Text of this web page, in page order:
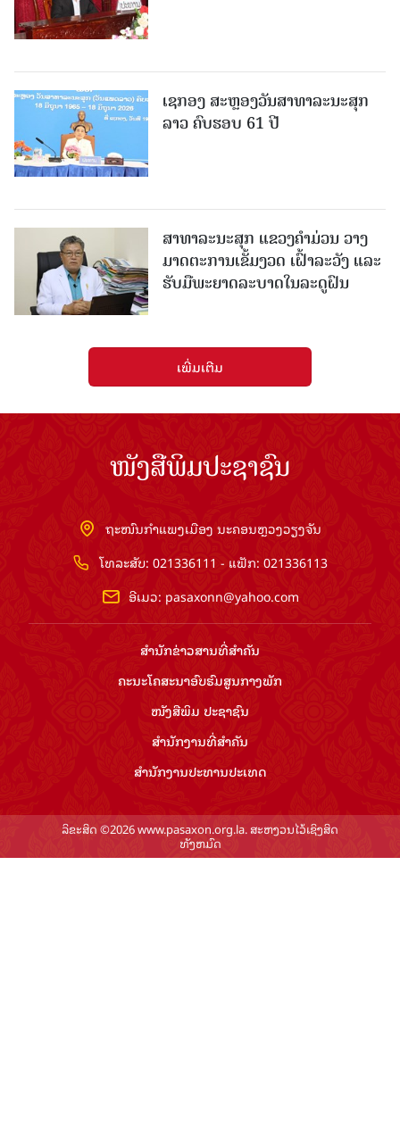
ເຊກອງ ສະຫຼອງວັນສາທາລະນະສຸກ
ລາວ ຄົບຮອບ 61 ປີ
ສາທາລະນະສຸກ ແຂວງຄໍາມ່ວນ ວາງ
ມາດຕະການເຂັ້ມງວດ ເຝົ້າລະວັງ ແລະ
ຮັບມືພະຍາດລະບາດໃນລະດູຝົນ
ເພີ່ມເຕີມ
ໜັງສືພິມປະຊາຊົນ
ຖະໜົນກຳແພງເມືອງ ນະຄອນຫຼວງວຽງຈັນ
ໂທລະສັບ: 021336111 - ແຟັກ: 021336113
ອີເມວ: pasaxonn@yahoo.com
ສຳ​ນັກ​ຂ່າວ​ສານ​ທີ່​ສຳ​ຄັນ​
ຄະນະໂຄສະນາອົບຮົມ​ສູນ​ກາງ​ພັກ
ໜັງສືພິມ ປະ​ຊາ​ຊົນ
ສຳ​ນັກ​ງານ​ທີ່​ສຳ​ຄັນ
ສຳ​ນັກ​ງານ​ປະ​ທານ​ປະ​ເທດ
ລິຂະສິດ ©2026 www.pasaxon.org.la. ສະຫງວນໄວ້ເຊິງສິດ
ທັງຫມົດ